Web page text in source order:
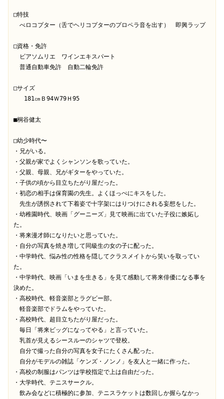
□特技
べロコプター（舌でヘリコプターのプロペラ音を出す）　即興ラップ
□資格・免許
ビアソムリエ　ワインエキスパート
普通自動車免許　自動二輪免許
□サイズ
■桐谷健太
□幼少時代〜
・兄がいる。
・父親が家でよくシャンソンを歌っていた。
・父親、母親、兄がギターをやっていた。
・子供の頃から目立ちたがり屋だった。
・初恋の相手は保育園の先生。よくほっぺにキスをした。
先生が誘拐されて下着姿で十字架にはりつけにされる妄想をした。
・幼稚園時代、映画「グーニーズ」見て映画に出ていた子役に嫉妬し
た。
・将来漫才師になりたいと思っていた。
・自分の写真を焼き増して同級生の女の子に配った。
・中学時代、悩み性の性格を隠してクラスメイトから笑いを取ってい
た。
・中学時代、映画「いまを生きる」を見て感動して将来俳優になる事を
決めた。
・高校時代、軽音楽部とラグビー部。
軽音楽部でドラムをやっていた。
・高校時代、超目立ちたがり屋だった。
毎日「将来ビッグになってやる」と言っていた。
乳首が見えるシースルーのシャツで登校。
自分で撮った自分の写真を女子にたくさん配った。
自分がモデルの雑誌「ケンズ・ノンノ」を友人と一緒に作った。
・高校の制服はパンツは学校指定で上は自由だった。
・大学時代、テニスサークル。
飲み会などに積極的に参加、テニスラケットは数回しか握らなかっ